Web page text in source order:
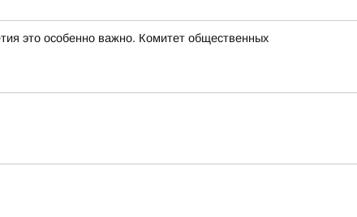
это особенно важно. Комитет общественных